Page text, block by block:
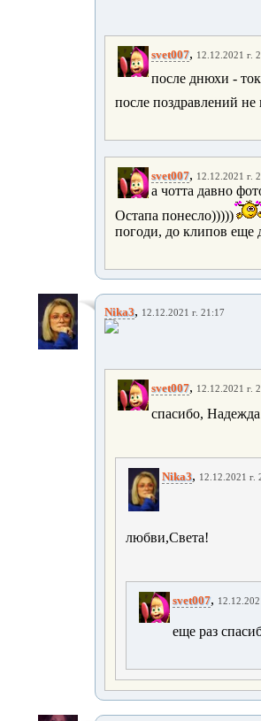
svet007, 12.12.2021 г.
после днюхи -
после поздравлений
svet007, 12.12.2021 г.
а чотта давно
Остапа понесло)))))
погоди, до клипов еще
Nika3, 12.12.2021 г. 21:17
svet007, 12.12.2021 г.
спасибо, Надежда
Nika3, 12.12.2021 г.
любви,Света!
svet007,
еще раз